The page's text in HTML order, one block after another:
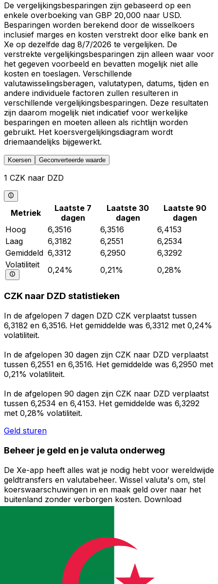
De vergelijkingsbesparingen zijn gebaseerd op een
enkele overboeking van GBP 20,000 naar USD.
Besparingen worden berekend door de wisselkoers
inclusief marges en kosten verstrekt door elke bank en
Xe op dezelfde dag 8/7/2026 te vergelijken. De
verstrekte vergelijkingsbesparingen zijn alleen waar voor
het gegeven voorbeeld en bevatten mogelijk niet alle
kosten en toeslagen. Verschillende
valutawisselingsberagen, valutatypen, datums, tijden en
andere individuele factoren zullen resulteren in
verschillende vergelijkingsbesparingen. Deze resultaten
zijn daarom mogelijk niet indicatief voor werkelijke
besparingen en moeten alleen als richtlijn worden
gebruikt. Het koersvergelijkingsdiagram wordt
driemaandelijks bijgewerkt.
Koersen Geconverteerde waarde
1 CZK naar DZD
Metriek
Laatste 7
dagen
Laatste 30
dagen
Laatste 90
dagen
Hoog
6,3516 6,3516
6,4153
Laag
6,3182 6,2551
6,2534
Gemiddeld 6,3312 6,2950
6,3292
Volatiliteit
0,24% 0,21% 0,28%
CZK naar DZD statistieken
In de afgelopen 7 dagen DZD CZK verplaatst tussen
6,3182 en 6,3516. Het gemiddelde was 6,3312 met 0,24%
volatiliteit.
In de afgelopen 30 dagen zijn CZK naar DZD verplaatst
tussen 6,2551 en 6,3516. Het gemiddelde was 6,2950 met
0,21% volatiliteit.
In de afgelopen 90 dagen zijn CZK naar DZD verplaatst
tussen 6,2534 en 6,4153. Het gemiddelde was 6,3292
met 0,28% volatiliteit.
Geld sturen
Beheer je geld en je valuta onderweg
De Xe-app heeft alles wat je nodig hebt voor wereldwijde
geldtransfers en valutabeheer. Wissel valuta's om, stel
koerswaarschuwingen in en maak geld over naar het
buitenland zonder verborgen kosten. Download
vandaag nog!